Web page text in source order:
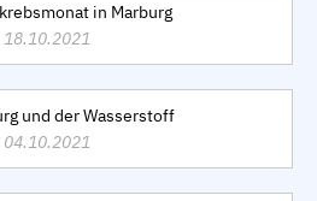
in Marburg
18.10.2021
und der Wasserstoff
04.10.2021